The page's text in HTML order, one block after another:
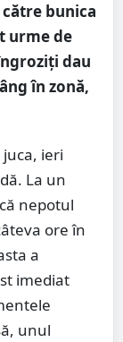
bunica
urme de
dau
în zonă,
ieri
La un
nepotul
ore în
a
imediat
unul